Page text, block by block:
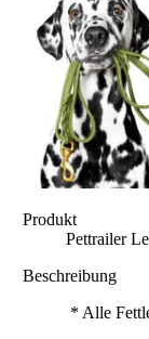
Produkt
Pettrailer
Beschreibung
* Alle